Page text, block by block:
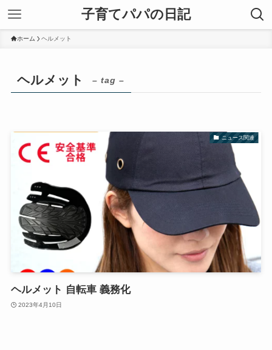
子育てパパの日記
ホーム ヘルメット
ヘルメット – tag –
ニュース関連
ヘルメット 自転車 義務化
2023年4月10日